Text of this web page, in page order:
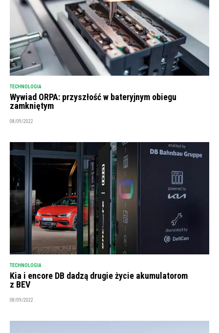
TECHNOLOGIA
Wywiad ORPA: przyszłość w bateryjnym obiegu
zamkniętym
08/09/2022
TECHNOLOGIA
Kia i encore DB dadzą drugie życie akumulatorom
z BEV
08/09/2022